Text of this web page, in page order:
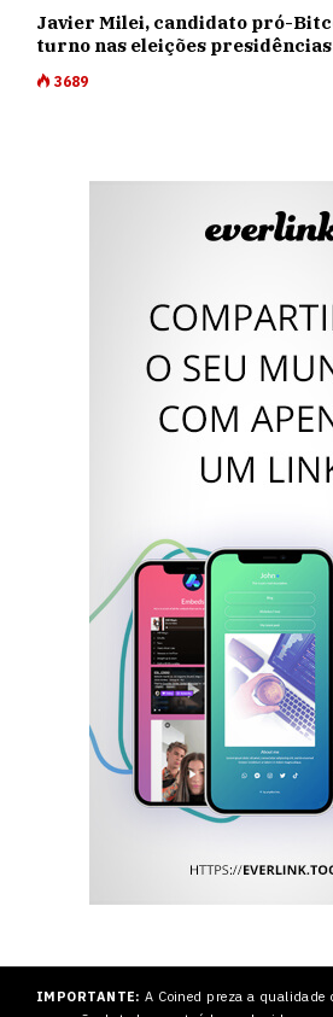
Javier Milei, candidato pró-
turno nas eleições
3689
IMPORTANTE: A Coined preza a qualidade